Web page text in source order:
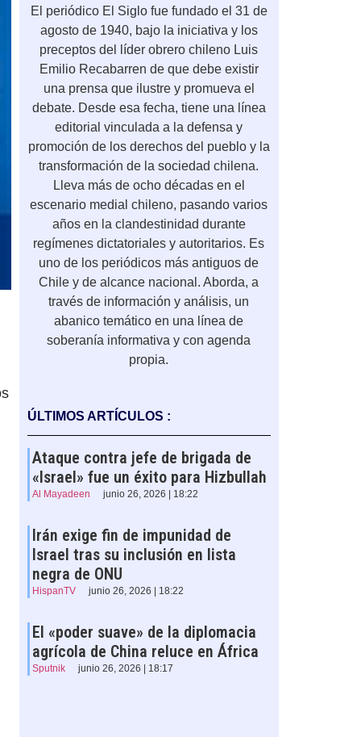
El periódico El Siglo fue fundado el 31 de
agosto de 1940, bajo la iniciativa y los
preceptos del líder obrero chileno Luis
Emilio Recabarren de que debe existir
una prensa que ilustre y promueva el
debate. Desde esa fecha, tiene una línea
editorial vinculada a la defensa y
promoción de los derechos del pueblo y la
transformación de la sociedad chilena.
Lleva más de ocho décadas en el
escenario medial chileno, pasando varios
años en la clandestinidad durante
regímenes dictatoriales y autoritarios. Es
uno de los periódicos más antiguos de
Chile y de alcance nacional. Aborda, a
través de información y análisis, un
abanico temático en una línea de
soberanía informativa y con agenda
propia.
ÚLTIMOS ARTÍCULOS :
Ataque contra jefe de brigada de
«Israel» fue un éxito para Hizbullah
Al Mayadeen junio 26, 2026 | 18:22
Irán exige fin de impunidad de
Israel tras su inclusión en lista
negra de ONU
HispanTV junio 26, 2026 | 18:22
El «poder suave» de la diplomacia
agrícola de China reluce en África
Sputnik junio 26, 2026 | 18:17